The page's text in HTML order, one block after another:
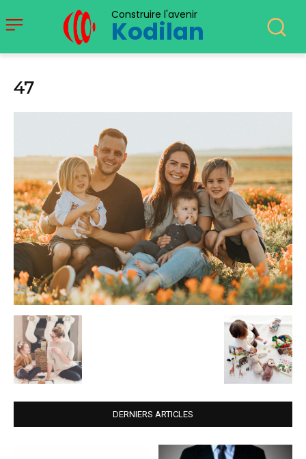
Construire l'avenir
Kodilan
47
DERNIERS ARTICLES